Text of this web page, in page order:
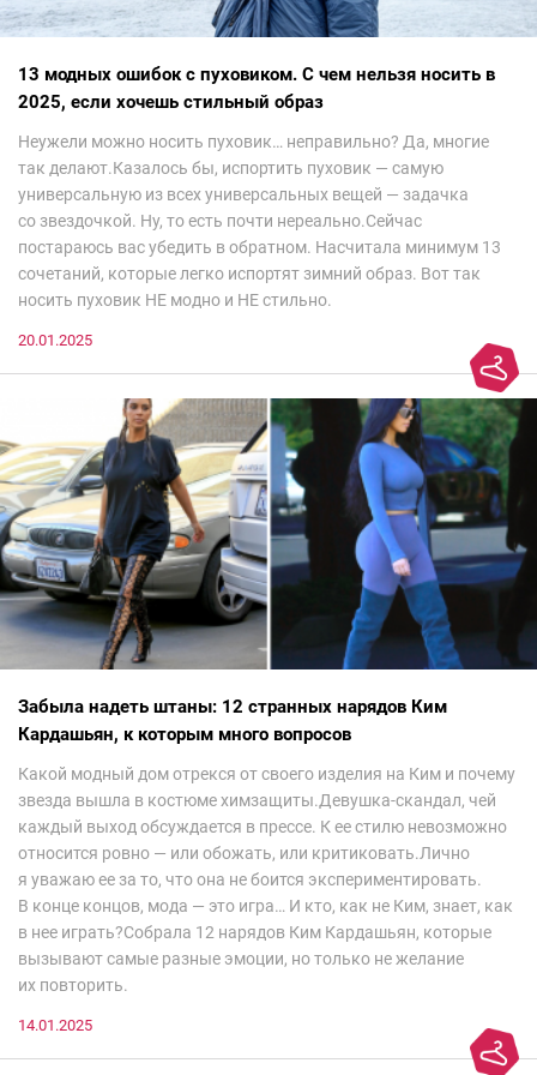
13 модных ошибок с пуховиком. С чем нельзя носить в
2025, если хочешь стильный образ
Неужели можно носить пуховик… неправильно? Да, многие
так делают.Казалось бы, испортить пуховик — самую
универсальную из всех универсальных вещей — задачка
со звездочкой. Ну, то есть почти нереально.Сейчас
постараюсь вас убедить в обратном. Насчитала минимум 13
сочетаний, которые легко испортят зимний образ. Вот так
носить пуховик НЕ модно и НЕ стильно.
20.01.2025
Забыла надеть штаны: 12 странных нарядов Ким
Кардашьян, к которым много вопросов
Какой модный дом отрекся от своего изделия на Ким и почему
звезда вышла в костюме химзащиты.Девушка-скандал, чей
каждый выход обсуждается в прессе. К ее стилю невозможно
относится ровно — или обожать, или критиковать.Лично
я уважаю ее за то, что она не боится экспериментировать.
В конце концов, мода — это игра… И кто, как не Ким, знает, как
в нее играть?Собрала 12 нарядов Ким Кардашьян, которые
вызывают самые разные эмоции, но только не желание
их повторить.
14.01.2025